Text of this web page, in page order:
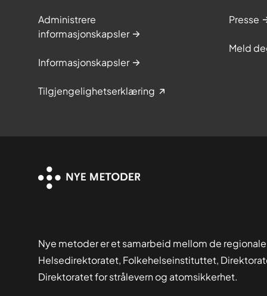
Administrere
informasjonskapsler
Informasjonskapsler
Tilgjengelighetserklæring
Presse
Meld
Nye metoder er et samarbeid mellom de
Helsedirektoratet, Folkehelseinstituttet,
Direktoratet for strålevern og atomsikkerhet.